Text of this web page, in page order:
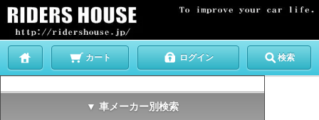
カート ログイン 検索
▼ 車メーカー別検索